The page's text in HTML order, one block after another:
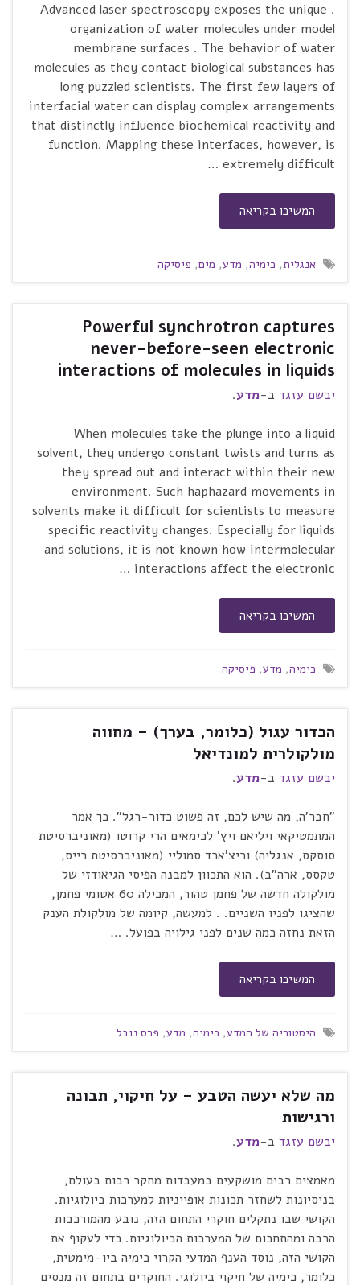
. Advanced laser spectroscopy exposes the unique
organization of water molecules under model
membrane surfaces . The behavior of water
molecules as they contact biological substances has
long puzzled scientists. The first few layers of
interfacial water can display complex arrangements
that distinctly influence biochemical reactivity and
function. Mapping these interfaces, however, is
extremely difficult …
המשיכו בקריאה
אנגלית, כימיה, מדע, מים, פיסיקה
Powerful synchrotron captures
never-before-seen electronic
interactions of molecules in liquids
יבשם עזגד ב-מדע.
When molecules take the plunge into a liquid
solvent, they undergo constant twists and turns as
they spread out and interact within their new
environment. Such haphazard movements in
solvents make it difficult for scientists to measure
specific reactivity changes. Especially for liquids
and solutions, it is not known how intermolecular
interactions affect the electronic …
המשיכו בקריאה
כימיה, מדע, פיסיקה
הכדור עגול (כלומר, בערך) – מחווה
מולקולרית למונדיאל
יבשם עזגד ב-מדע.
"חבר'ה, מה שיש לכם, זה פשוט כדור-רגל". כך אמר
המתמטיקאי ויליאם ויץ' לכימאים הרי קרוטו (מאוניברסיטת
סוסקס, אנגליה) וריצ'ארד סמוליי (מאוניברסיטת רייס,
טקסס, ארה"ב). הוא התכוון למבנה הפיסי הגיאודזי של
מולקולה חדשה של פחמן טהור, המכילה 60 אטומי פחמן,
שהציגו לפניו השניים. . למעשה, קיומה של מולקולת הענק
הזאת נחזה כמה שנים לפני גילויה בפועל. …
המשיכו בקריאה
היסטוריה של המדע, כימיה, מדע, פרס נובל
מה שלא יעשה הטבע – על חיקוי, תבונה
ורגישות
יבשם עזגד ב-מדע.
מאמצים רבים מושקעים במעבדות מחקר רבות בעולם,
בניסיונות לשחזר תכונות אופייניות למערכות ביולוגיות.
הקושי שבו נתקלים חוקרי התחום הזה, נובע מהמורכבות
הרבה ומהתחכום של המערכות הביולוגיות. כדי לעקוף את
הקושי הזה, נוסד הענף המדעי הקרוי כימיה ביו-מימטית,
כלומר, כימיה של חיקוי ביולוגי. החוקרים בתחום זה מנסים